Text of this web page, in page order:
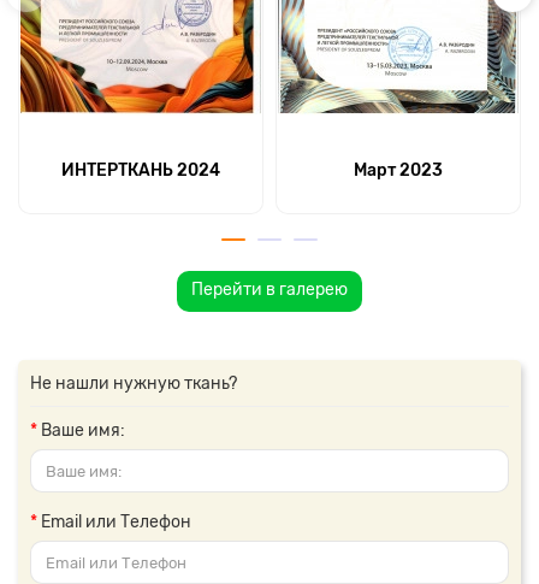
ИНТЕРТКАНЬ 2024 Март 2023
Перейти в галерею
Не нашли нужную ткань?
Ваше имя:
Email или Телефон